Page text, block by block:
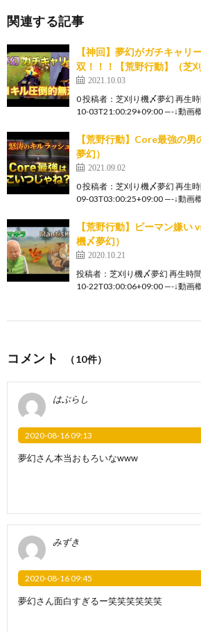
関連する記事
【神回】夢幻がガチキャリ
双！！！【荒野行動】（芝
2021.10.03
0 投稿者：芝刈り機〆夢幻 再生
10-03T21:00:29+09:00 —-↓動画
【荒野行動】Core最強の
夢幻）
2021.09.02
0 投稿者：芝刈り機〆夢幻 再生
09-03T03:00:25+09:00 —-↓動画
【荒野行動】ピーマン嫌い
機〆夢幻）
2020.10.21
投稿者：芝刈り機〆夢幻 再生時
10-22T03:00:06+09:00 —-↓動画
コメント （10件）
はぶらし
2020-08-16 09:13
夢幻さん本当おもろいなwww
みずき
2020-08-16 09:45
夢幻さん面白すぎるー笑笑笑笑笑笑